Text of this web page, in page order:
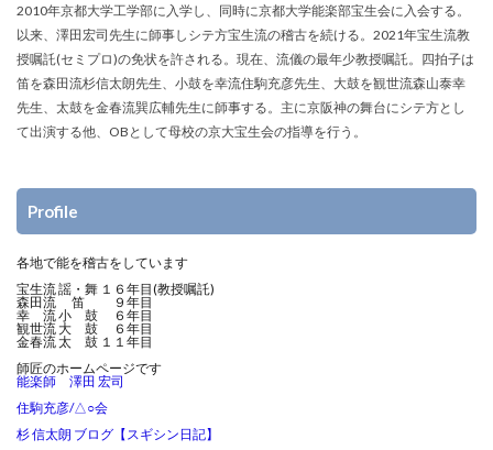
2010年京都大学工学部に入学し、同時に京都大学能楽部宝生会に入会する。
以来、澤田宏司先生に師事しシテ方宝生流の稽古を続ける。2021年宝生流教
授嘱託(セミプロ)の免状を許される。現在、流儀の最年少教授嘱託。四拍子は
笛を森田流杉信太朗先生、小鼓を幸流住駒充彦先生、大鼓を観世流森山泰幸
先生、太鼓を金春流巽広輔先生に師事する。主に京阪神の舞台にシテ方とし
て出演する他、OBとして母校の京大宝生会の指導を行う。
Profile
各地で能を稽古をしています
宝生流 謡・舞 １６年目(教授嘱託)
森田流 笛 ９年目
幸 流 小 鼓 ６年目
観世流 大 鼓 ６年目
金春流 太 鼓 １１年目
師匠のホームページです
能楽師 澤田 宏司
住駒充彦/△○会
杉 信太朗 ブログ【スギシン日記】